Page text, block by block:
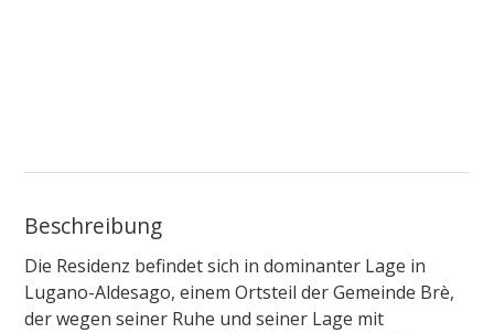
Beschreibung
Die Residenz befindet sich in dominanter Lage in
Lugano-Aldesago, einem Ortsteil der Gemeinde Brè,
der wegen seiner Ruhe und seiner Lage mit